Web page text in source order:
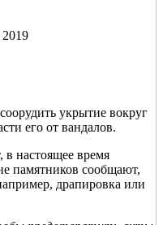
укрытие вокруг
его от вандалов.
настоящее время
памятников сообщают,
драпировка или